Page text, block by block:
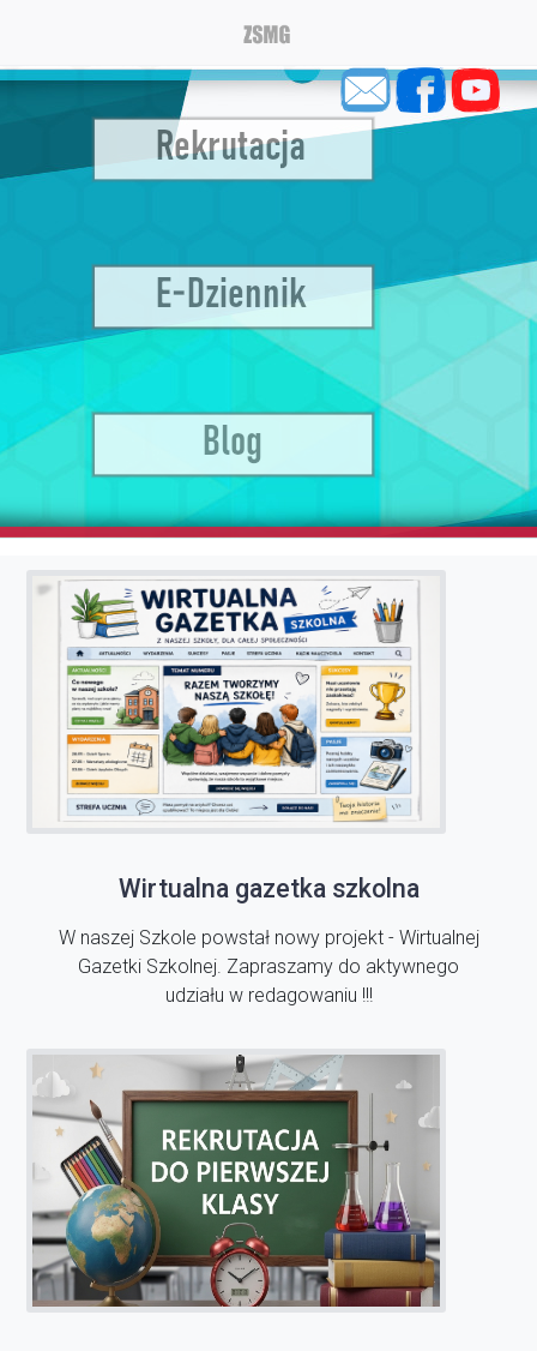
Wirtualna gazetka szkolna
W naszej Szkole powstał nowy projekt - Wirtualnej
Gazetki Szkolnej. Zapraszamy do aktywnego
udziału w redagowaniu !!!